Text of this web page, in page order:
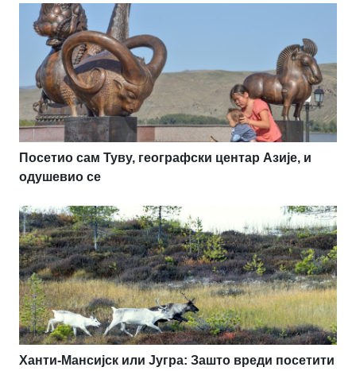
Посетио сам Туву, географски центар Азије, и
одушевио се
Ханти-Мансијск или Југра: Зашто вреди посетити